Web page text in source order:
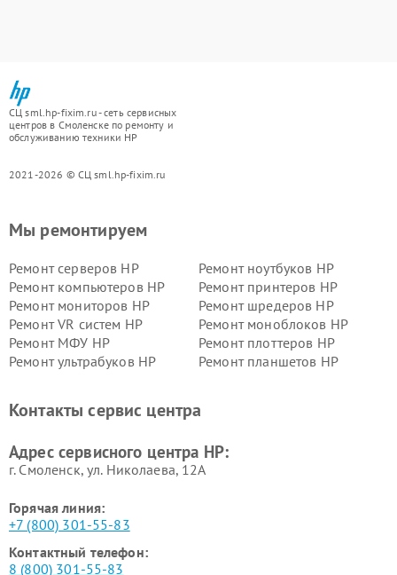
СЦ sml.hp-fixim.ru - сеть сервисных
центров в Смоленске по ремонту и
обслуживанию техники HP
2021-2026 © СЦ sml.hp-fixim.ru
Мы ремонтируем
Ремонт серверов HP
Ремонт ноутбуков HP
Ремонт компьютеров HP
Ремонт принтеров HP
Ремонт мониторов HP
Ремонт шредеров HP
Ремонт VR систем HP
Ремонт моноблоков HP
Ремонт МФУ HP
Ремонт плоттеров HP
Ремонт ультрабуков HP
Ремонт планшетов HP
Контакты сервис центра
Адрес сервисного центра HP:
г. Смоленск, ул. Николаева, 12А
Горячая линия:
+7 (800) 301-55-83
Контактный телефон:
8 (800) 301-55-83